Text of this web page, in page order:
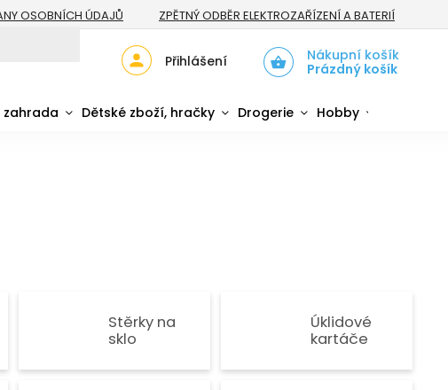
OSOBNÍCH ÚDAJŮ ZPĚTNÝ ODBĚR ELEKTROZAŘÍZENÍ A BATERIÍ
Nákupní košík
Prázdný košík
Přihlášení
zahrada Dětské zboží, hračky Drogerie Hobby
Stěrky na
sklo
Úklidové
kartáče